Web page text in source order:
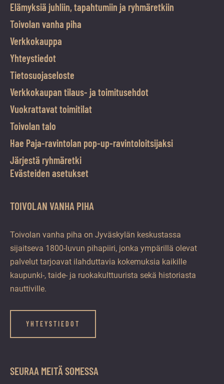
Elämyksiä juhliin, tapahtumiin ja ryhmäretkiin
Toivolan vanha piha
Verkkokauppa
Yhteystiedot
Tietosuojaseloste
Verkkokaupan tilaus- ja toimitusehdot
Vuokrattavat toimitilat
Toivolan talo
Hae Paja-ravintolan pop-up-ravintoloitsijaksi
Järjestä ryhmäretki
Evästeiden asetukset
TOIVOLAN VANHA PIHA
Toivolan vanha piha on Jyväskylän keskustassa
sijaitseva 1800-luvun pihapiiri, jonka ympärillä olevat
palvelut tarjoavat ilahduttavia kokemuksia kaikille
kaupunki-, taide- ja ruokakulttuurista sekä historiasta
nauttiville.
YHTEYSTIEDOT
SEURAA MEITÄ SOMESSA